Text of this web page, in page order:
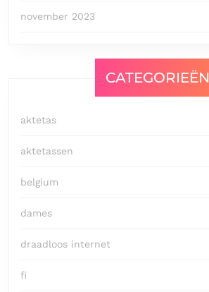
november 2023
CATEGORIEËN
aktetas
aktetassen
belgium
dames
draadloos internet
fi